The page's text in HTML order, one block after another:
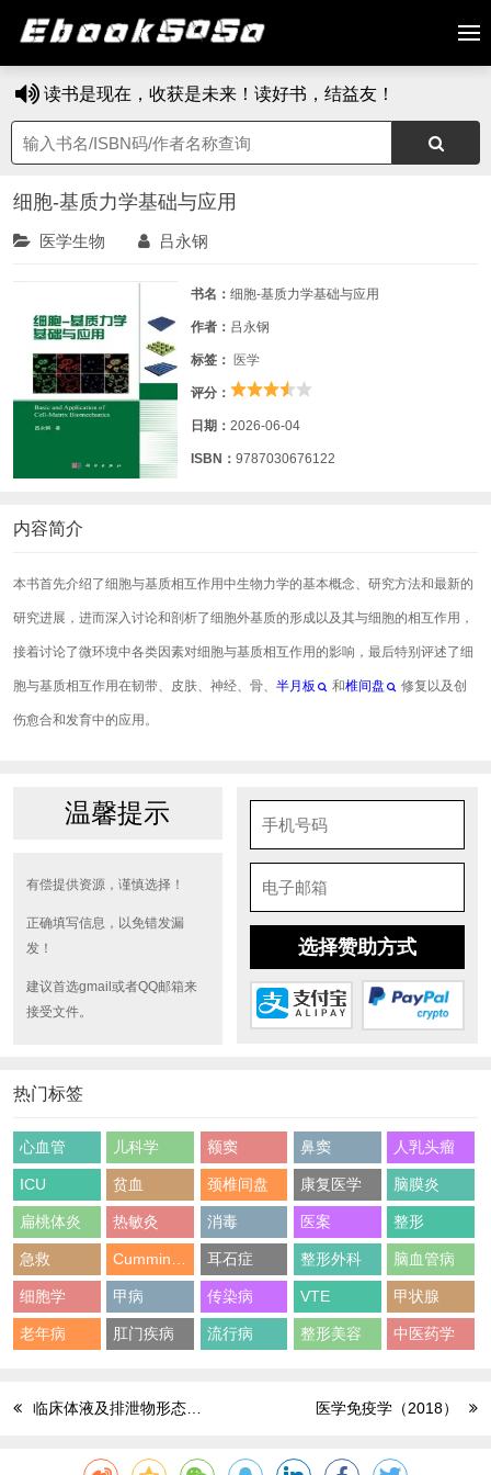
读书是现在，收获是未来！读好书，结益友！
细胞-基质力学基础与应用
医学生物 吕永钢
书名： 细胞-基质力学基础与应用
作者： 吕永钢
标签： 医学
评分：
日期： 2026-06-04
ISBN： 9787030676122
内容简介
本书首先介绍了细胞与基质相互作用中生物力学的基本概念、研究方法和最新的
研究进展，进而深入讨论和剖析了细胞外基质的形成以及其与细胞的相互作用，
接着讨论了微环境中各类因素对细胞与基质相互作用的影响，最后特别评述了细
胞与基质相互作用在韧带、皮肤、神经、骨、 半月板 和椎间盘 修复以及创
伤愈合和发育中的应用。
温馨提示
有偿提供资源，谨慎选择！
正确填写信息，以免错发漏
发！
建议首选gmail或者QQ邮箱来
接受文件。
选择赞助方式
热门标签
心血管 儿科学 额窦 鼻窦 人乳头瘤
ICU 贫血 颈椎间盘 康复医学 脑膜炎
扁桃体炎 热敏灸 消毒 医案 整形
急救 耳石症 整形外科 脑血管病
细胞学 甲病 传染病 VTE 甲状腺
老年病 肛门疾病 流行病 整形美容 中医药学
临床体液及排泄物形态学检查图谱（第2版） 医学免疫学（2018）